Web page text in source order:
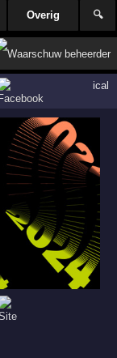
Overig 🔍
ical